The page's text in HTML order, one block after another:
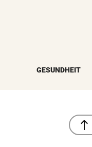
GESUNDHEIT
north